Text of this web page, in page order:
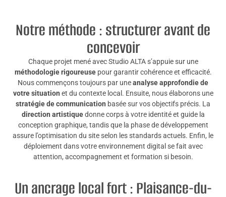
Notre méthode : structurer avant de
concevoir
Chaque projet mené avec Studio ALTA s’appuie sur une
méthodologie rigoureusepour garantir cohérence et efficacité.
Nous commençons toujours par uneanalyse approfondie de
votre situation et du contexte local. Ensuite, nous élaborons une
stratégie de communication basée sur vos objectifs précis. La
direction artistiquedonne corps à votre identité et guide la
conception graphique, tandis que la phase de développement
assure l’optimisation du site selon les standards actuels. Enfin, le
déploiement dans votre environnement digital se fait avec
attention, accompagnement et formation si besoin.
Un ancrage local fort : Plaisance-du-